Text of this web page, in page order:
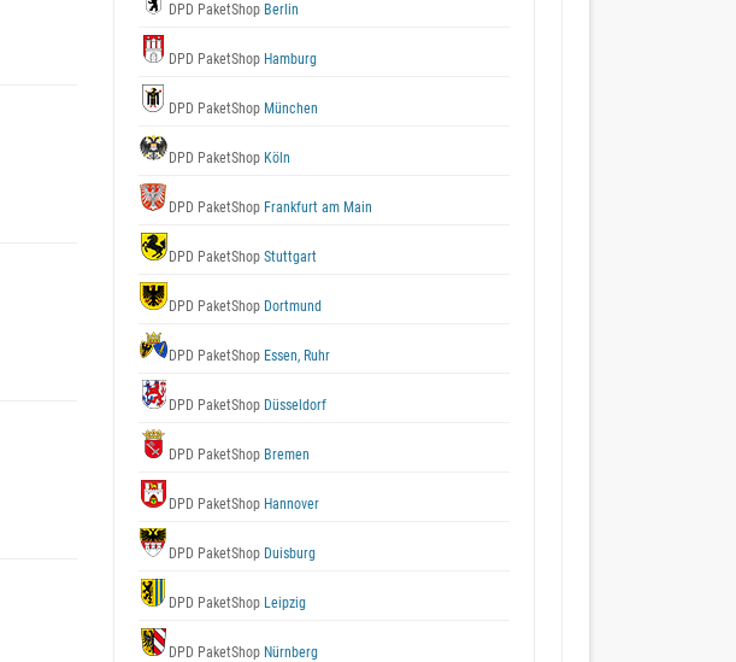
DPD PaketShop Berlin
DPD PaketShop Hamburg
DPD PaketShop München
DPD PaketShop Köln
DPD PaketShop Frankfurt am Main
DPD PaketShop Stuttgart
DPD PaketShop Dortmund
DPD PaketShop Essen, Ruhr
DPD PaketShop Düsseldorf
DPD PaketShop Bremen
DPD PaketShop Hannover
DPD PaketShop Duisburg
DPD PaketShop Leipzig
DPD PaketShop Nürnberg